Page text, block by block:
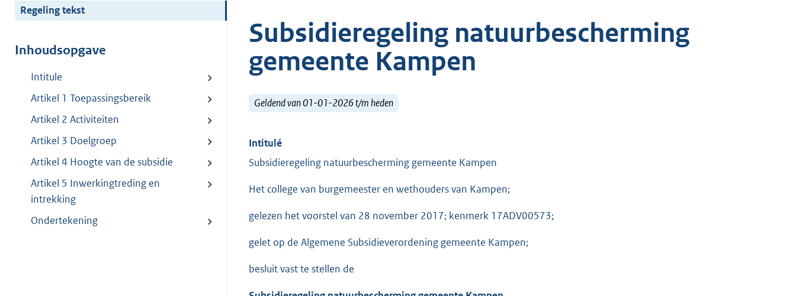
Regeling tekst
Inhoudsopgave
Intitule
Artikel 1 Toepassingsbereik
Artikel 2 Activiteiten
Artikel 3 Doelgroep
Artikel 4 Hoogte van de subsidie
Artikel 5 Inwerkingtreding en
intrekking
Ondertekening
Subsidieregeling natuurbescherming
gemeente Kampen
Geldend van 01-01-2026 t/m heden
Intitulé
Subsidieregeling natuurbescherming gemeente Kampen
Het college van burgemeester en wethouders van Kampen;
gelezen het voorstel van 28 november 2017; kenmerk 17ADV00573;
gelet op de Algemene Subsidieverordening gemeente Kampen;
besluit vast te stellen de